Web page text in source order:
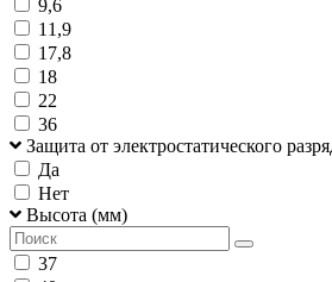
9,6
11,9
17,8
18
22
36
Защита от электростатического
Да
Нет
Высота (мм)
37